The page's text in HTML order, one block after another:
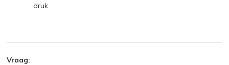
druk
Vraag: